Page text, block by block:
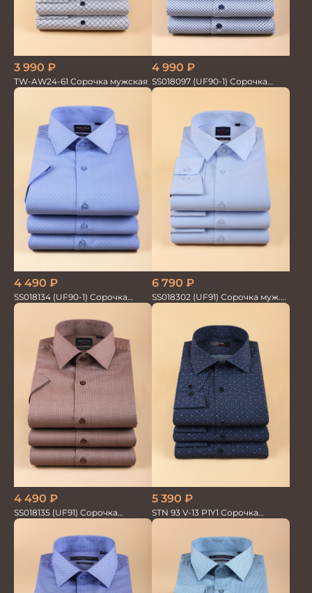
3 990 ₽
TW-AW24-61 Сорочка мужская
4 990 ₽
SS018097 (UF90-1) Сорочка
мужская GROSTYLE PRIME
4 490 ₽
SS018134 (UF90-1) Сорочка
мужская GROSTYLE TRENDY
6 790 ₽
SS018302 (UF91) Сорочка муж.
GROSTYLE TRENDY
4 490 ₽
SS018135 (UF91) Сорочка
мужская GROSTYLE TRENDY
5 390 ₽
STN 93 V-13 P1Y1 Сорочка
мужская